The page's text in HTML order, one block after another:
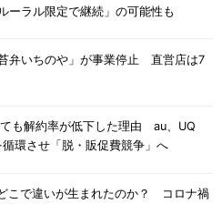
ラル限定で継続」の可能性も
弁いちのや」が事業停止 直営店は7
ても解約率が低下した理由 au、UQ
環させ「脱・販促費競争」へ
こで違いが生まれたのか？ コロナ禍